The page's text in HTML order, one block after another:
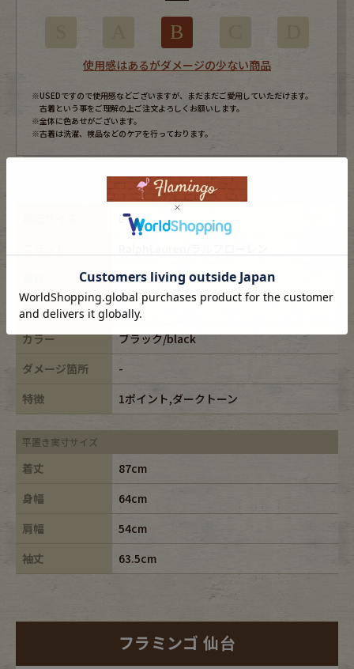
B
使用感はあるがダメージの少ない商品
※USEDですので使用感などございますが、まだまだご愛用していただけます。
古着という事をご理解の上ご注文よろしくお願いします。
※全体に色あせがございます。
※古着は洗濯、検品などのケアを行っております。
L
cotton100%
年代
-
カラー
ブラック/black
ダメージ箇所
-
特徴
1ポイント,ダークトーン
平置き実寸サイズ
着丈
87cm
身幅
64cm
肩幅
54cm
袖丈
63.5cm
フラミンゴ 仙台